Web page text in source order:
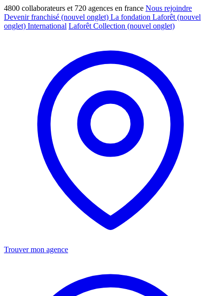
4800 collaborateurs et 720 agences en france Nous rejoindre
Devenir franchisé (nouvel onglet) La fondation Laforêt (nouvel
onglet) International Laforêt Collection (nouvel onglet)
Trouver mon agence